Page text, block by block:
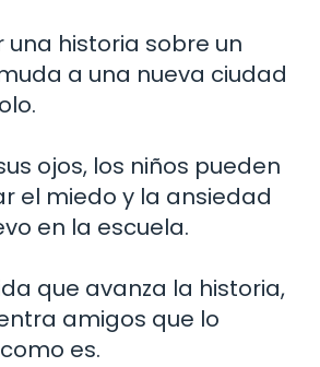
una historia sobre un
a una nueva ciudad
ojos, los niños pueden
el miedo y la ansiedad
en la escuela.
que avanza la historia,
amigos que lo
es.